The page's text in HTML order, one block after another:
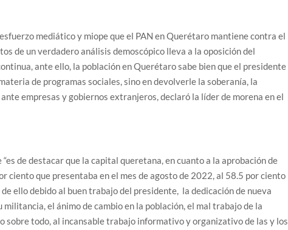
mediático y miope que el PAN en Querétaro mantiene contra el
de un verdadero análisis demoscópico lleva a la oposición del
ante ello, la población en Querétaro sabe bien que el presidente
de programas sociales, sino en devolverle la soberanía, la
empresas y gobiernos extranjeros, declaró la líder de morena en el
de destacar que la capital queretana, en cuanto a la aprobación de
ciento que presentaba en el mes de agosto de 2022, al 58.5 por ciento
ello debido al buen trabajo del presidente, la dedicación de nueva
el ánimo de cambio en la población, el mal trabajo de la
sobre todo, al incansable trabajo informativo y organizativo de las y los